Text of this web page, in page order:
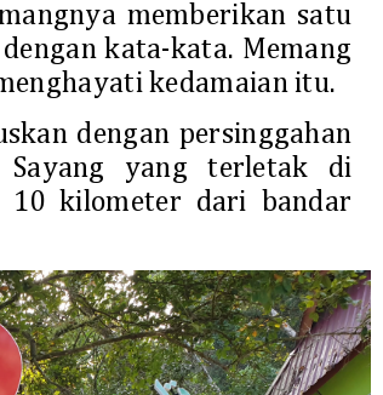
memberikan satu
kata-kata. Memang
kedamaian itu.
dengan persinggahan
Sayang yang terletak di
10 kilometer dari bandar